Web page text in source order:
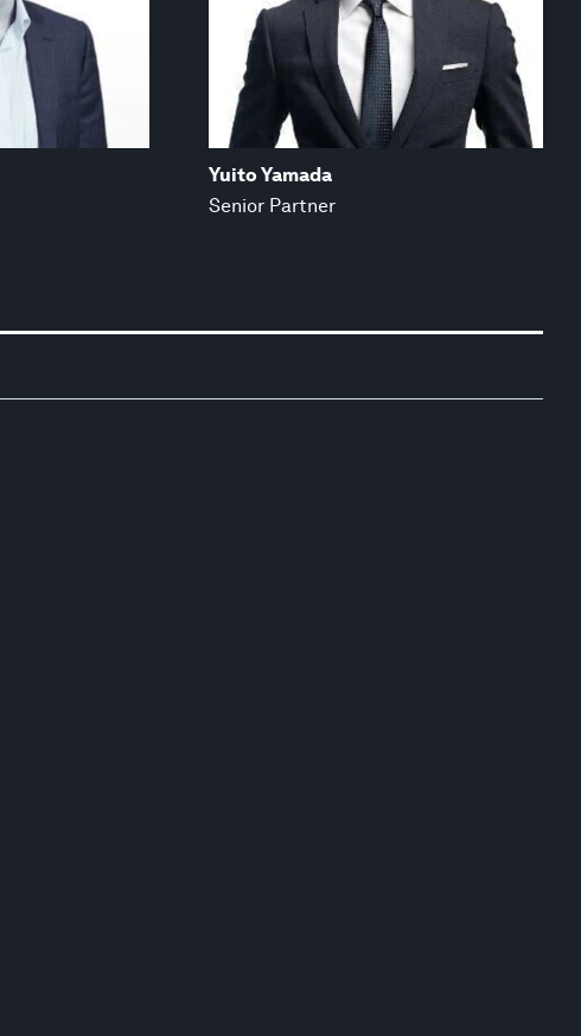
Yuito Yamada
Senior Partner